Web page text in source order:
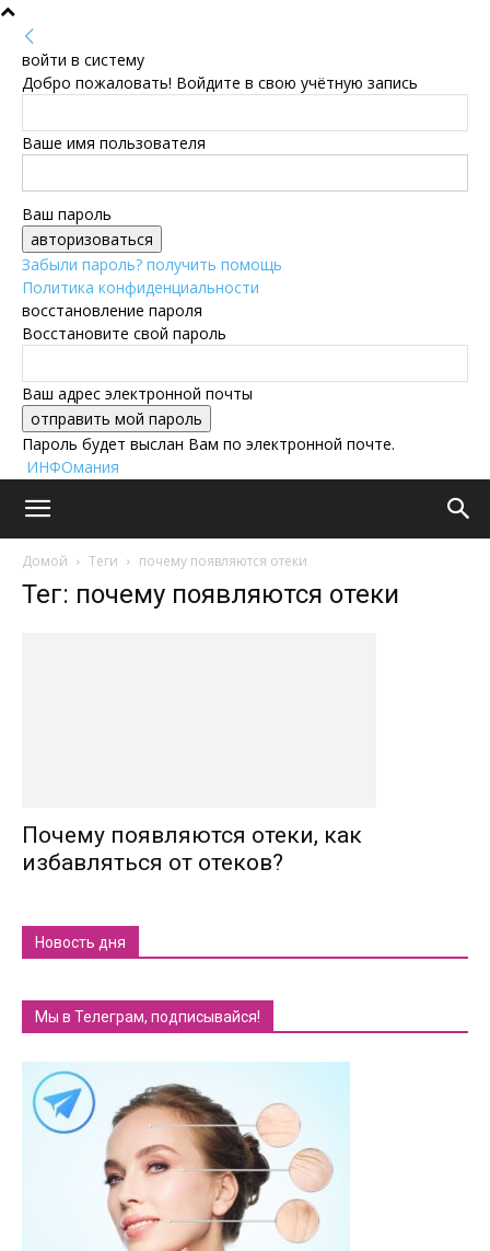
войти в систему
Добро пожаловать! Войдите в свою учётную запись
Ваше имя пользователя
Ваш пароль
Забыли пароль? получить помощь
Политика конфиденциальности
восстановление пароля
Восстановите свой пароль
Ваш адрес электронной почты
Пароль будет выслан Вам по электронной почте.
ИНФОмания
Домой Теги почему появляются отеки
Тег: почему появляются отеки
Почему появляются отеки, как
избавляться от отеков?
Новость дня
Мы в Телеграм, подписывайся!